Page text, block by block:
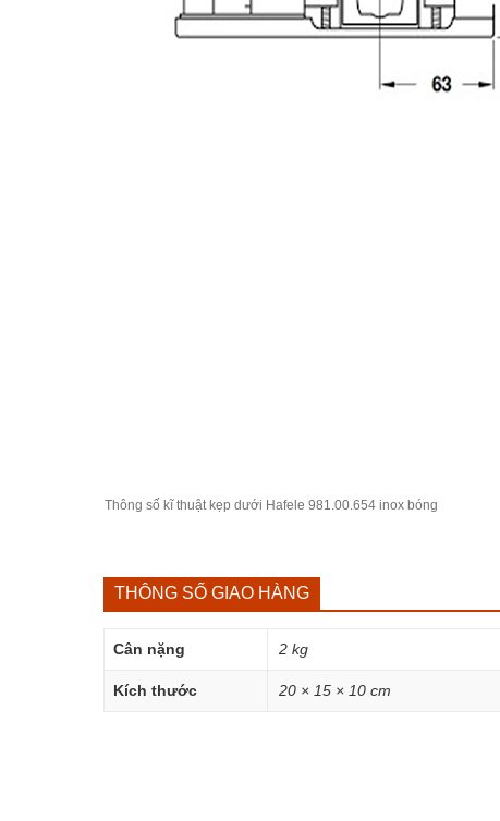
Thông số kĩ thuật kẹp dưới Hafele 981.00.654 inox bóng
THÔNG SỐ GIAO HÀNG
Cân nặng 2 kg
Kích thước 20 × 15 × 10 cm